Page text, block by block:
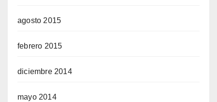
agosto 2015
febrero 2015
diciembre 2014
mayo 2014